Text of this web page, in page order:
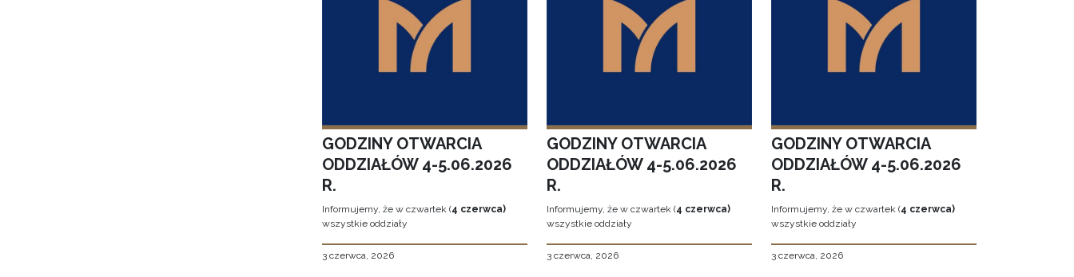
GODZINY OTWARCIA
ODDZIAŁÓW 4-5.06.2026
R.
Informujemy, że w czwartek (4 czerwca)
wszystkie oddziały
3 czerwca, 2026
GODZINY OTWARCIA
ODDZIAŁÓW 4-5.06.2026
R.
Informujemy, że w czwartek (4 czerwca)
wszystkie oddziały
3 czerwca, 2026
GODZINY OTWARCIA
ODDZIAŁÓW 4-5.06.2026
R.
Informujemy, że w czwartek (4 czerwca)
wszystkie oddziały
3 czerwca, 2026